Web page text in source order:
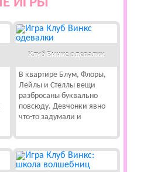
Клуб Винкс одевалки
В квартире Блум, Флоры,
Лейлы и Стеллы вещи
разбросаны буквально
повсюду. Девчонки явно
что-то задумали и